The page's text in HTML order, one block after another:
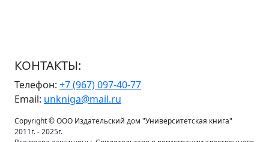
КОНТАКТЫ:
Телефон: +7 (967) 097-40-77
Email: unkniga@mail.ru
Copyright © ООО Издательский дом "Университетская книга"
2011г. - 2025г.